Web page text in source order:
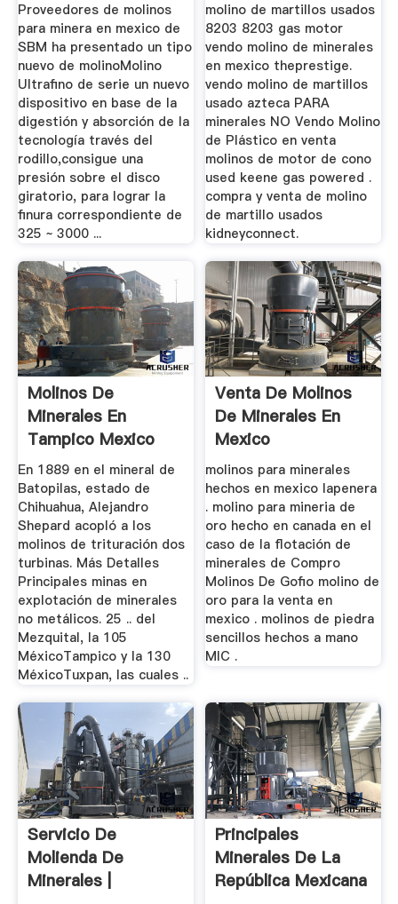
Proveedores de molinos
para minera en mexico de
SBM ha presentado un tipo
nuevo de molinoMolino
Ultrafino de serie un nuevo
dispositivo en base de la
digestión y absorción de la
tecnología través del
rodillo,consigue una
presión sobre el disco
giratorio, para lograr la
finura correspondiente de
325 ~ 3000 ...
molino de martillos usados
8203 8203 gas motor
vendo molino de minerales
en mexico theprestige.
vendo molino de martillos
usado azteca PARA
minerales NO Vendo Molino
de Plástico en venta
molinos de motor de cono
used keene gas powered .
compra y venta de molino
de martillo usados
kidneyconnect.
Molinos De
Minerales En
Tampico Mexico
En 1889 en el mineral de
Batopilas, estado de
Chihuahua, Alejandro
Shepard acopló a los
molinos de trituración dos
turbinas. Más Detalles
Principales minas en
explotación de minerales
no metálicos. 25 .. del
Mezquital, la 105
MéxicoTampico y la 130
MéxicoTuxpan, las cuales ..
Venta De Molinos
De Minerales En
Mexico
molinos para minerales
hechos en mexico lapenera
. molino para mineria de
oro hecho en canada en el
caso de la flotación de
minerales de Compro
Molinos De Gofio molino de
oro para la venta en
mexico . molinos de piedra
sencillos hechos a mano
MIC .
Servicio De
Molienda De
Minerales |
Principales
Minerales De La
República Mexicana